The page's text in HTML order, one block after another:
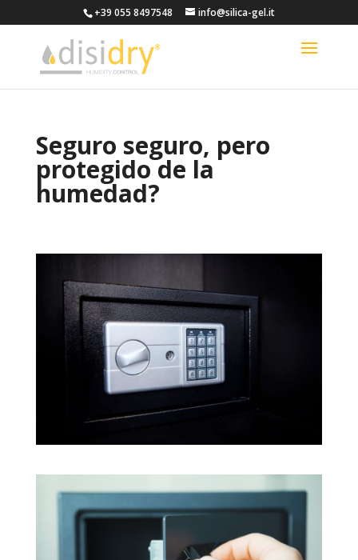
+39 055 8497548 info@silica-gel.it
Seguro seguro, pero
protegido de la
humedad?